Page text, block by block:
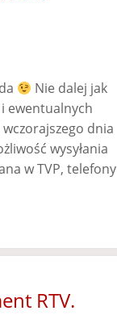
Nie dalej jak
ewentualnych
dnia
wysyłania
w TVP, telefony
RTV.